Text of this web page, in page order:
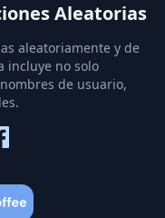
Aleatorias
aleatoriamente y de
incluye no solo
de usuario,